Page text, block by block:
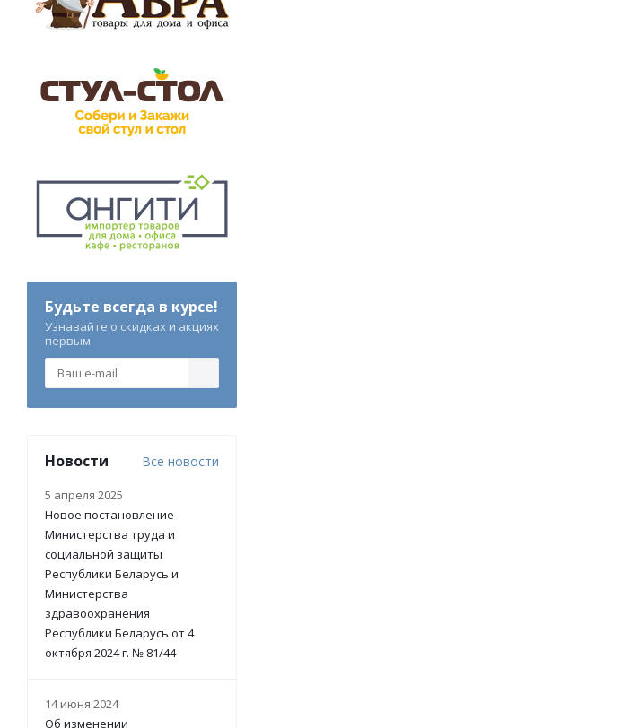
Будьте всегда в курсе!
Узнавайте о скидках и акциях
первым
Новости Все новости
5 апреля 2025
Новое постановление
Министерства труда и
социальной защиты
Республики Беларусь и
Министерства
здравоохранения
Республики Беларусь от 4
октября 2024 г. № 81/44
14 июня 2024
Об изменении